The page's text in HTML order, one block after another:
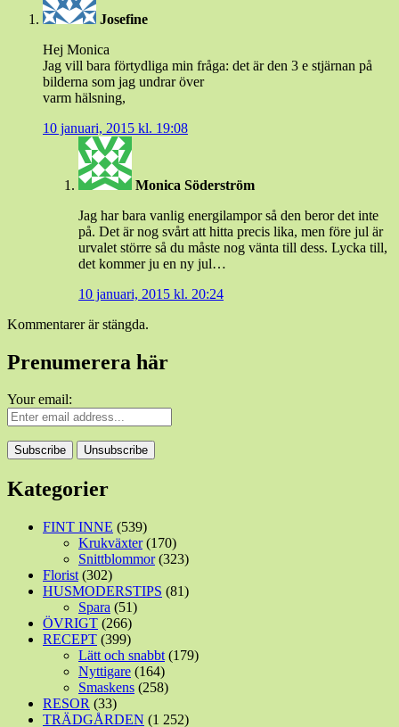
Josefine
Hej Monica
Jag vill bara förtydliga min fråga: det är den 3 e stjärnan på
bilderna som jag undrar över
varm hälsning,
10 januari, 2015 kl. 19:08
Monica Söderström
Jag har bara vanlig energilampor så den beror det inte
på. Det är nog svårt att hitta precis lika, men före jul är
urvalet större så du måste nog vänta till dess. Lycka till,
det kommer ju en ny jul…
10 januari, 2015 kl. 20:24
Kommentarer är stängda.
Prenumerera här
Your email:
Kategorier
FINT INNE (539)
Krukväxter(170)
Snittblommor(323)
Florist (302)
HUSMODERSTIPS (81)
Spara (51)
ÖVRIGT (266)
RECEPT (399)
Lätt och snabbt (179)
Nyttigare (164)
Smaskens (258)
RESOR (33)
TRÄDGÅRDEN (1 252)